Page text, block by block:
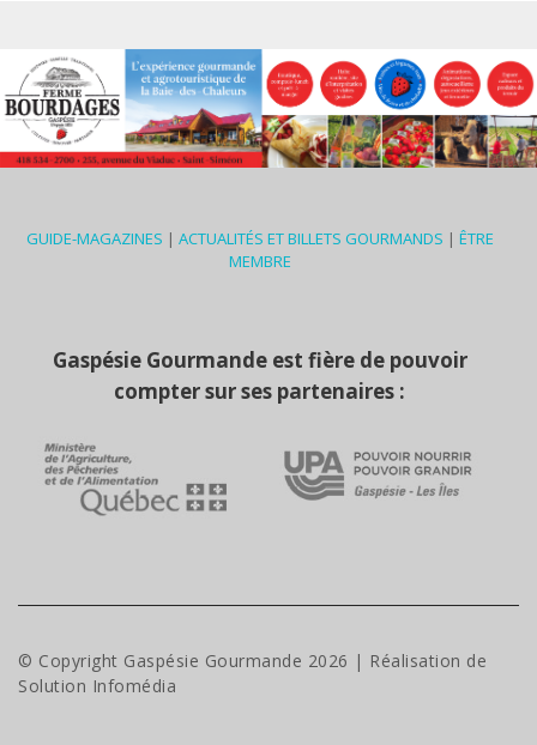
GUIDE-MAGAZINES | ACTUALITÉS ET BILLETS GOURMANDS | ÊTRE
MEMBRE
Gaspésie Gourmande est fière de pouvoir
compter sur ses partenaires :
© Copyright Gaspésie Gourmande 2026 | Réalisation de
Solution Infomédia